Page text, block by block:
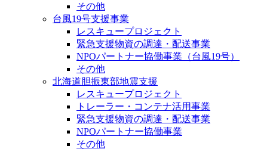
その他
台風19号支援事業
レスキュープロジェクト
緊急支援物資の調達・配送事業
NPOパートナー協働事業（台風19号）
その他
北海道胆振東部地震支援
レスキュープロジェクト
トレーラー・コンテナ活用事業
緊急支援物資の調達・配送事業
NPOパートナー協働事業
その他